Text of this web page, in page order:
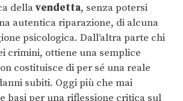
dellavendetta, senza potersi
autentica riparazione, di alcuna
psicologica. Dall’altra parte chi
crimini, ottiene una semplice
costituisce di per sé una reale
subiti. Oggi più che mai
basi per una riflessione critica sul